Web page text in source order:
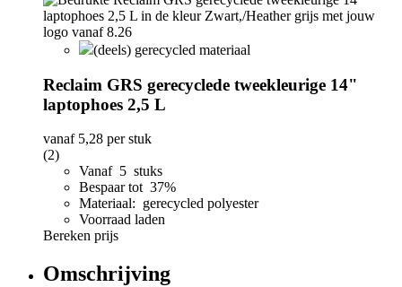
(deels) gerecycled materiaal
Reclaim GRS gerecyclede tweekleurige 14"
laptophoes 2,5 L
vanaf 5,28 per stuk
(2)
Vanaf 5 stuks
Bespaar tot 37%
Materiaal: gerecycled polyester
Voorraad laden
Bereken prijs
Omschrijving